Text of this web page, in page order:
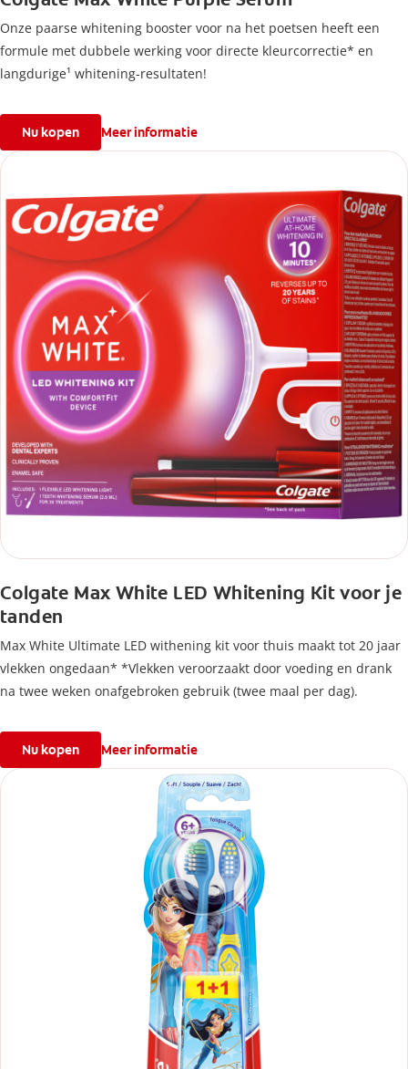
Onze paarse whitening booster voor na het poetsen heeft een
formule met dubbele werking voor directe kleurcorrectie* en
langdurige¹ whitening-resultaten!
Nu kopen Meer informatie
Colgate Max White LED Whitening Kit voor je
tanden
Max White Ultimate LED withening kit voor thuis maakt tot 20 jaar
vlekken ongedaan* *Vlekken veroorzaakt door voeding en drank
na twee weken onafgebroken gebruik (twee maal per dag).
Nu kopen Meer informatie